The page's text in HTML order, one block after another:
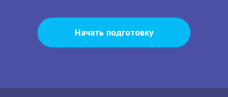
Начать подготовку